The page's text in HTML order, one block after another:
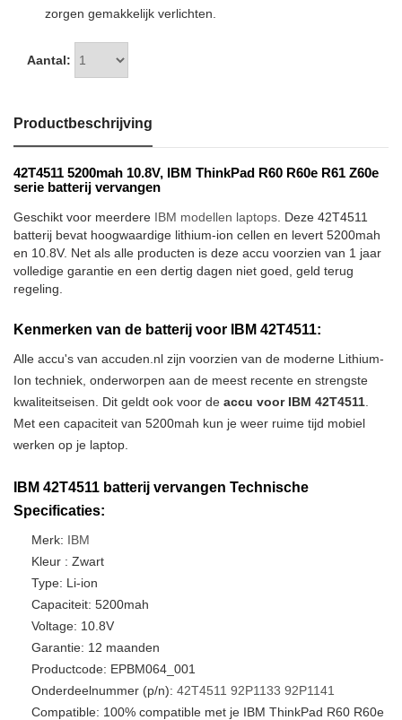
zorgen gemakkelijk verlichten.
Aantal:
Productbeschrijving
42T4511 5200mah 10.8V, IBM ThinkPad R60 R60e R61 Z60e
serie batterij vervangen
Geschikt voor meerdere IBM modellen laptops . Deze 42T4511
batterij bevat hoogwaardige lithium-ion cellen en levert 5200mah
en 10.8V. Net als alle producten is deze accu voorzien van 1 jaar
volledige garantie en een dertig dagen niet goed, geld terug
regeling.
Kenmerken van de batterij voor IBM 42T4511:
Alle accu's van accuden.nl zijn voorzien van de moderne Lithium-
Ion techniek, onderworpen aan de meest recente en strengste
kwaliteitseisen. Dit geldt ook voor de accu voor IBM 42T4511
Met een capaciteit van 5200mah kun je weer ruime tijd mobiel
werken op je laptop.
IBM 42T4511 batterij vervangen Technische
Specificaties:
Merk: IBM
Kleur : Zwart
Type: Li-ion
Capaciteit: 5200mah
Voltage: 10.8V
Garantie: 12 maanden
Productcode: EPBM064_001
Onderdeelnummer (p/n): 42T4511 92P1133 92P1141
Compatible: 100% compatible met je IBM ThinkPad R60 R60e